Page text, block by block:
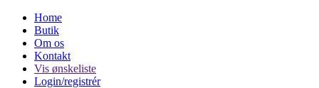
Home
Butik
Om os
Kontakt
Vis ønskeliste
Login/registrér